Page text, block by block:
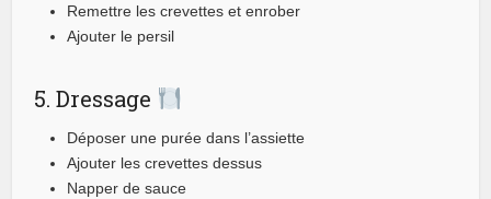
Remettre les crevettes et enrober
Ajouter le persil
5. Dressage
Déposer une purée dans l’assiette
Ajouter les crevettes dessus
Napper de sauce